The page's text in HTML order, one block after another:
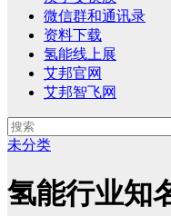
微信群和通讯录
资料下载
氢能线上展
艾邦官网
艾邦智飞网
未分类
氢能行业知